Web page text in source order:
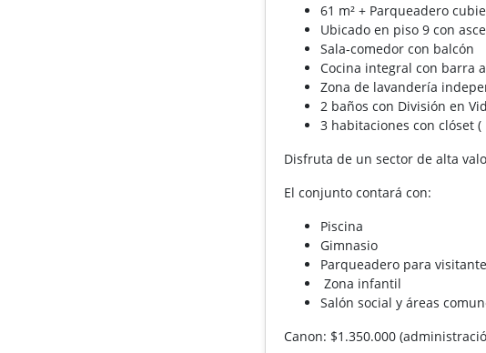
61 m² + Parqueadero
Ubicado en piso 9 con
Sala-comedor con balcón
Cocina integral con barra
Zona de lavandería
2 baños con División en
3 habitaciones con clóset
Disfruta de un sector de alta
El conjunto contará con:
Piscina
Gimnasio
Parqueadero para
Zona infantil
Salón social y áreas
Canon: $1.350.000